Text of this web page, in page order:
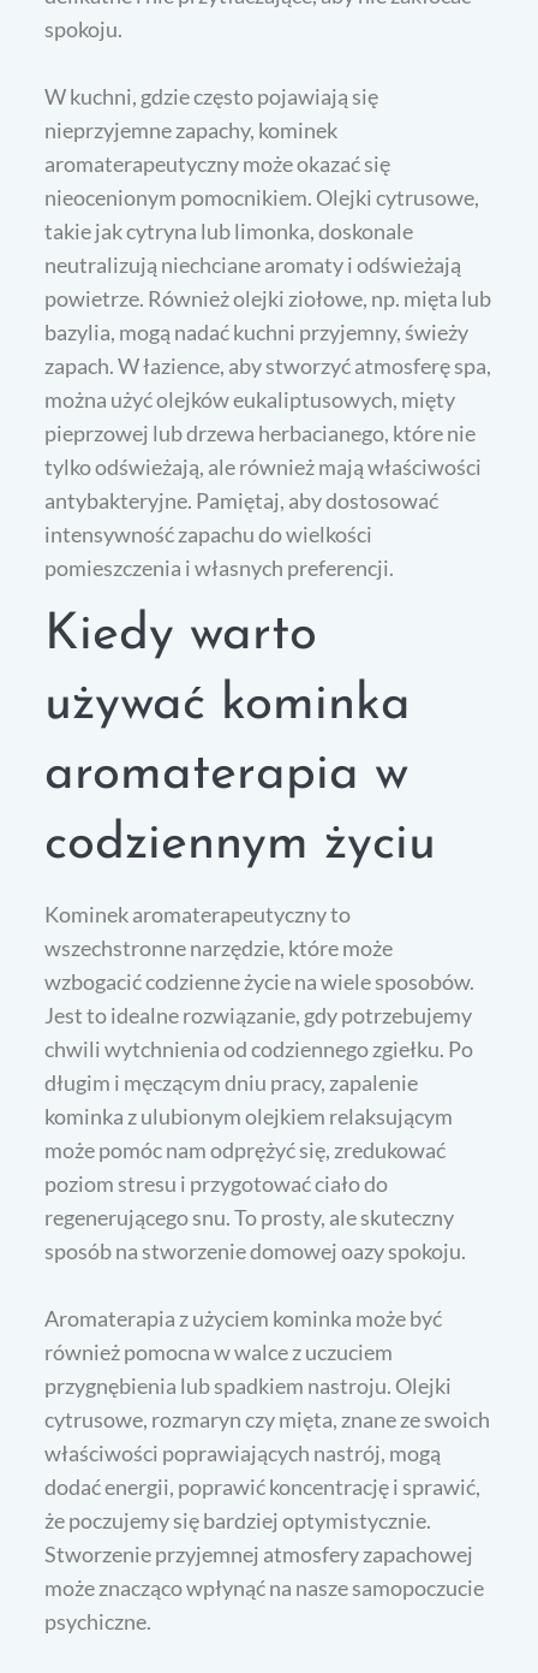
spokoju.
W kuchni, gdzie często pojawiają się
nieprzyjemne zapachy, kominek
aromaterapeutyczny może okazać się
nieocenionym pomocnikiem. Olejki cytrusowe,
takie jak cytryna lub limonka, doskonale
neutralizują niechciane aromaty i odświeżają
powietrze. Również olejki ziołowe, np. mięta lub
bazylia, mogą nadać kuchni przyjemny, świeży
zapach. W łazience, aby stworzyć atmosferę spa,
można użyć olejków eukaliptusowych, mięty
pieprzowej lub drzewa herbacianego, które nie
tylko odświeżają, ale również mają właściwości
antybakteryjne. Pamiętaj, aby dostosować
intensywność zapachu do wielkości
pomieszczenia i własnych preferencji.
Kiedy warto
używać kominka
aromaterapia w
codziennym życiu
Kominek aromaterapeutyczny to
wszechstronne narzędzie, które może
wzbogacić codzienne życie na wiele sposobów.
Jest to idealne rozwiązanie, gdy potrzebujemy
chwili wytchnienia od codziennego zgiełku. Po
długim i męczącym dniu pracy, zapalenie
kominka z ulubionym olejkiem relaksującym
może pomóc nam odprężyć się, zredukować
poziom stresu i przygotować ciało do
regenerującego snu. To prosty, ale skuteczny
sposób na stworzenie domowej oazy spokoju.
Aromaterapia z użyciem kominka może być
również pomocna w walce z uczuciem
przygnębienia lub spadkiem nastroju. Olejki
cytrusowe, rozmaryn czy mięta, znane ze swoich
właściwości poprawiających nastrój, mogą
dodać energii, poprawić koncentrację i sprawić,
że poczujemy się bardziej optymistycznie.
Stworzenie przyjemnej atmosfery zapachowej
może znacząco wpłynąć na nasze samopoczucie
psychiczne.